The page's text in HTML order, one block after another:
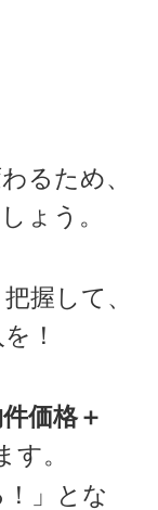
るため、
ょう。
握して、
！
価格＋
す。
」とな